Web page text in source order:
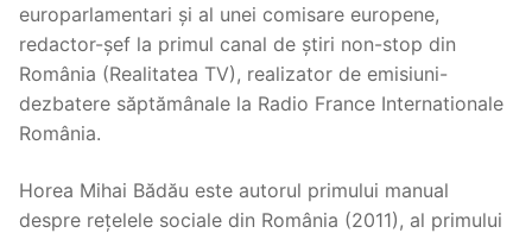
europarlamentari și al unei comisare europene,
redactor-șef la primul canal de știri non-stop din
România (Realitatea TV), realizator de emisiuni-
dezbatere săptămânale la Radio France Internationale
România.
Horea Mihai Bădău este autorul primului manual
despre rețelele sociale din România (2011), al primului